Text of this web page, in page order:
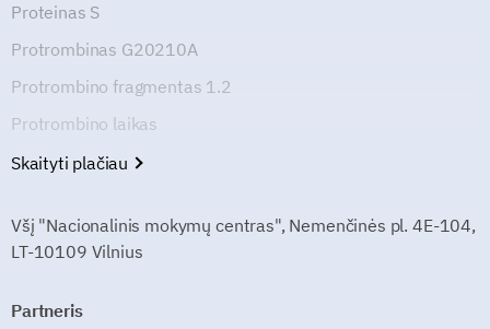
Proteinas S
Protrombinas G20210A
Protrombino fragmentas 1.2
Protrombino laikas
Skaityti plačiau
Všį "Nacionalinis mokymų centras", Nemenčinės pl. 4E-104,
LT-10109 Vilnius
Partneris